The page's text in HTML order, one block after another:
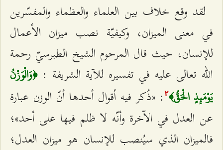
لقد وقع خلاف بين العلماء والعظماء والمفسّرين
في معنى الميزان، وكيفيّة نصب ميزان الأعمال
للإنسان، حيث قال المرحوم الشيخ الطبرسيّ رحمة
الله تعالى عليه في تفسيره للآية الشريفة :﴿وَالْوَزْنُ
يَوْمَئِذٍ الْحَقُّ﴾٢ : «ذُكر فيه أقوال أحدها أنّ الوزن عبارة
عن العدل في الآخرة وأنّه لا ظلم فيها على أحد»؛
فالميزان الذي سيُنصب للإنسان هو ميزان العدل؛